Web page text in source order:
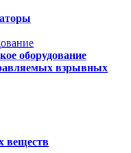
оборудование
взрывных
веществ